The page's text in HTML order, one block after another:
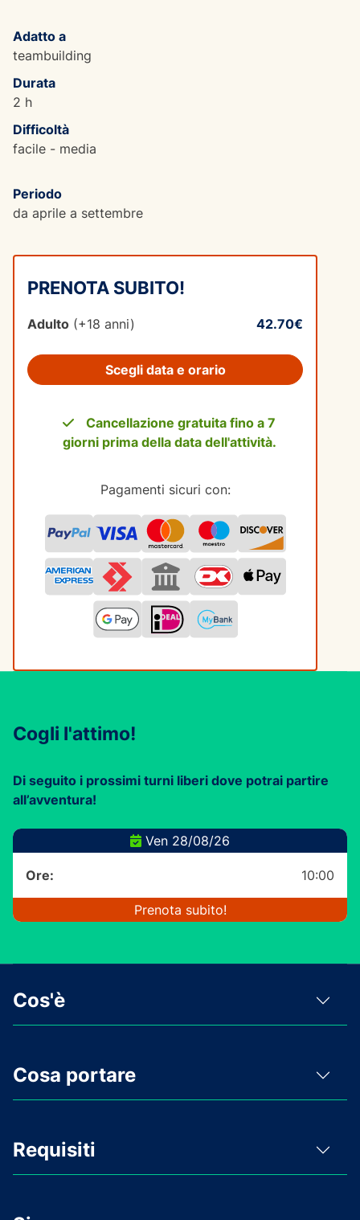
Adatto a
teambuilding
Durata
2 h
Difficoltà
facile - media
Periodo
da aprile a settembre
PRENOTA SUBITO!
Adulto (+18 anni) 42.70€
Scegli data e orario
Cancellazione gratuita fino a 7
giorni prima della data dell'attività.
Pagamenti sicuri con:
Cogli l'attimo!
Di seguito i prossimi turni liberi dove potrai partire
all’avventura!
Ven 28/08/26
Ore: 10:00
Prenota subito!
Cos'è
Cosa portare
Requisiti